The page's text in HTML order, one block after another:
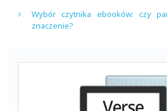
Wybór czytnika ebooków: czy
znaczenie?